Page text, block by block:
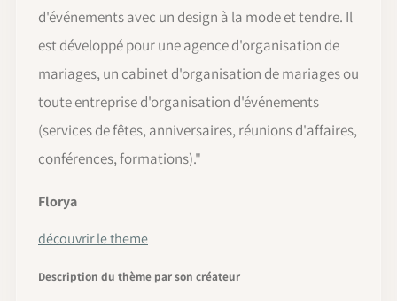
d'événements avec un design à la mode et tendre. Il
est développé pour une agence d'organisation de
mariages, un cabinet d'organisation de mariages ou
toute entreprise d'organisation d'événements
(services de fêtes, anniversaires, réunions d'affaires,
conférences, formations)."
Florya
découvrir le theme
Description du thème par son créateur